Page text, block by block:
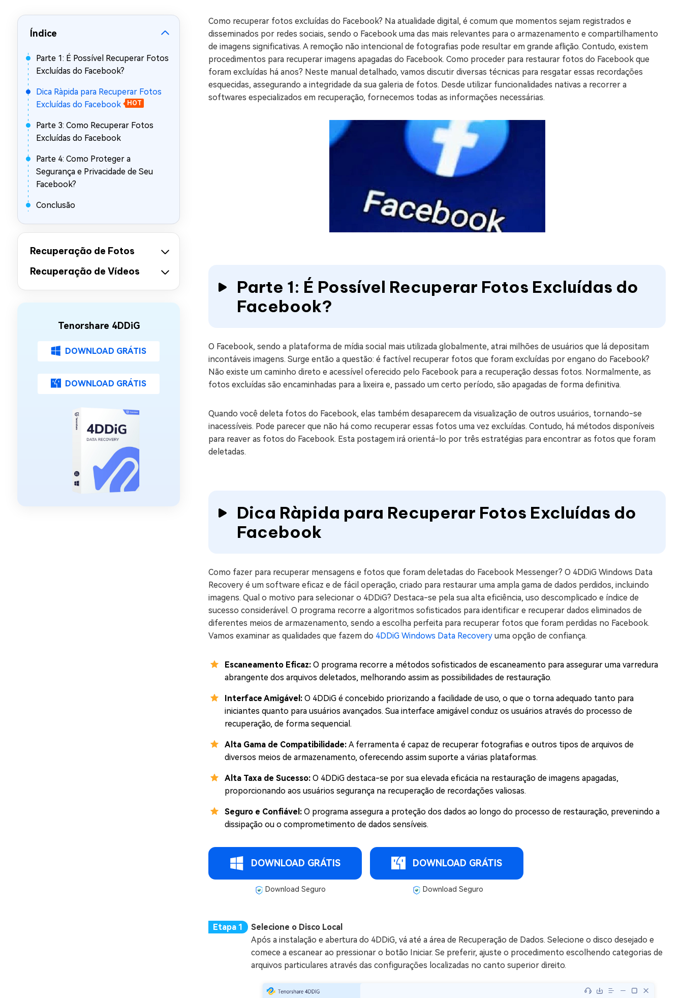
Mais Ferramentas
Windows Boot Genius
Corrigir Problemas de Windows em Minutos
Mac Boot Genius
Corrigir Erros de Mac Grátis
Windows 11 Upgrade Checker
Verificador de Atualização do Windows 11 Grátis
Índice
Parte 1: É Possível Recuperar Fotos
Excluídas do Facebook?
Dica Ràpida para Recuperar Fotos
Excluídas do Facebook
HOT
Parte 3: Como Recuperar Fotos
Excluídas do Facebook
Parte 4: Como Proteger a
Segurança e Privacidade de Seu
Facebook?
Conclusão
Recuperação de Fotos
Recuperação de Vídeos
Tenorshare 4DDiG
DOWNLOAD GRÁTIS
DOWNLOAD GRÁTIS
Como recuperar fotos excluídas do Facebook? Na atualidade digital, é comum que momentos sejam registrados e
disseminados por redes sociais, sendo o Facebook uma das mais relevantes para o armazenamento e compartilhamento
de imagens significativas. A remoção não intencional de fotografias pode resultar em grande aflição. Contudo, existem
procedimentos para recuperar imagens apagadas do Facebook. Como proceder para restaurar fotos do Facebook que
foram excluídas há anos? Neste manual detalhado, vamos discutir diversas técnicas para resgatar essas recordações
esquecidas, assegurando a integridade da sua galeria de fotos. Desde utilizar funcionalidades nativas a recorrer a
softwares especializados em recuperação, fornecemos todas as informações necessárias.
Parte 1: É Possível Recuperar Fotos Excluídas do
Facebook?
O Facebook, sendo a plataforma de mídia social mais utilizada globalmente, atrai milhões de usuários que lá depositam
incontáveis imagens. Surge então a questão: é factível recuperar fotos que foram excluídas por engano do Facebook?
Não existe um caminho direto e acessível oferecido pelo Facebook para a recuperação dessas fotos. Normalmente, as
fotos excluídas são encaminhadas para a lixeira e, passado um certo período, são apagadas de forma definitiva.
Quando você deleta fotos do Facebook, elas também desaparecem da visualização de outros usuários, tornando-se
inacessíveis. Pode parecer que não há como recuperar essas fotos uma vez excluídas. Contudo, há métodos disponíveis
para reaver as fotos do Facebook. Esta postagem irá orientá-lo por três estratégias para encontrar as fotos que foram
deletadas.
Dica Ràpida para Recuperar Fotos Excluídas do
Facebook
Como fazer para recuperar mensagens e fotos que foram deletadas do Facebook Messenger? O 4DDiG Windows Data
Recovery é um software eficaz e de fácil operação, criado para restaurar uma ampla gama de dados perdidos, incluindo
imagens. Qual o motivo para selecionar o 4DDiG? Destaca-se pela sua alta eficiência, uso descomplicado e índice de
sucesso considerável. O programa recorre a algoritmos sofisticados para identificar e recuperar dados eliminados de
diferentes meios de armazenamento, sendo a escolha perfeita para recuperar fotos que foram perdidas no Facebook.
Vamos examinar as qualidades que fazem do 4DDiG Windows Data Recovery uma opção de confiança.
Escaneamento Eficaz: O programa recorre a métodos sofisticados de escaneamento para assegurar uma varredura
abrangente dos arquivos deletados, melhorando assim as possibilidades de restauração.
Interface Amigável: O 4DDiG é concebido priorizando a facilidade de uso, o que o torna adequado tanto para
iniciantes quanto para usuários avançados. Sua interface amigável conduz os usuários através do processo de
recuperação, de forma sequencial.
Alta Gama de Compatibilidade: A ferramenta é capaz de recuperar fotografias e outros tipos de arquivos de
diversos meios de armazenamento, oferecendo assim suporte a várias plataformas.
Alta Taxa de Sucesso: O 4DDiG destaca-se por sua elevada eficácia na restauração de imagens apagadas,
proporcionando aos usuários segurança na recuperação de recordações valiosas.
Seguro e Confiável: O programa assegura a proteção dos dados ao longo do processo de restauração, prevenindo a
dissipação ou o comprometimento de dados sensíveis.
DOWNLOAD GRÁTIS
Download Seguro
DOWNLOAD GRÁTIS
Download Seguro
Selecione o Disco Local
Após a instalação e abertura do 4DDiG, vá até a área de Recuperação de Dados. Selecione o disco desejado e
comece a escanear ao pressionar o botão Iniciar. Se preferir, ajuste o procedimento escolhendo categorias de
arquivos particulares através das configurações localizadas no canto superior direito.